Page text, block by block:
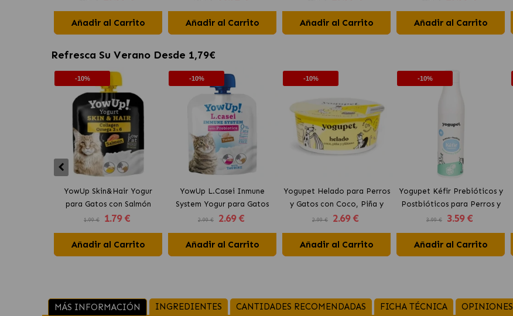
Añadir al Carrito Añadir al Carrito Añadir al Carrito Añadir al Carrito
Refresca Su Verano Desde 1,79€
-10%
YowUp Skin&Hair Yogur
para Gatos con Salmón
1.99 € 1.79 €
Añadir al Carrito
-10%
YowUp L.Casei Inmune
System Yogur para Gatos
con Pavo
2.99 € 2.69 €
Añadir al Carrito
-10%
Yogupet Helado para Perros
y Gatos con Coco, Piña y
Plátano
2.99 € 2.69 €
Añadir al Carrito
-10%
Yogupet Kéfir Prebióticos y
Postbióticos para Perros y
Gatos con Arándanos y
3.99 € 3.59 €
Añadir al Carrito
MÁS INFORMACIÓN INGREDIENTES CANTIDADES RECOMENDADAS FICHA TÉCNICA OPINIONES